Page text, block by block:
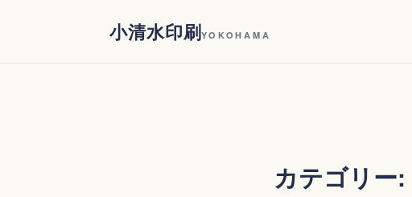
content
小清水印刷YOKOHAMA
カテゴリー: